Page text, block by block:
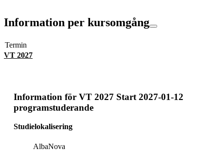
Information per kursomgång
Termin
VT 2027
Information för VT 2027 Start 2027-01-12
programstuderande
Studielokalisering
AlbaNova